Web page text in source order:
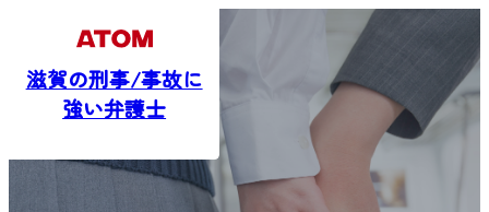
滋賀の刑事/事故に